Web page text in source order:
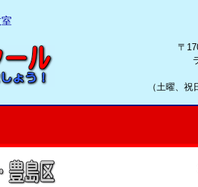
〒
（土曜、